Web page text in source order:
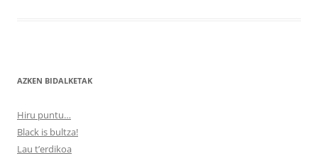
AZKEN BIDALKETAK
Hiru puntu…
Black is bultza!
Lau t’erdikoa